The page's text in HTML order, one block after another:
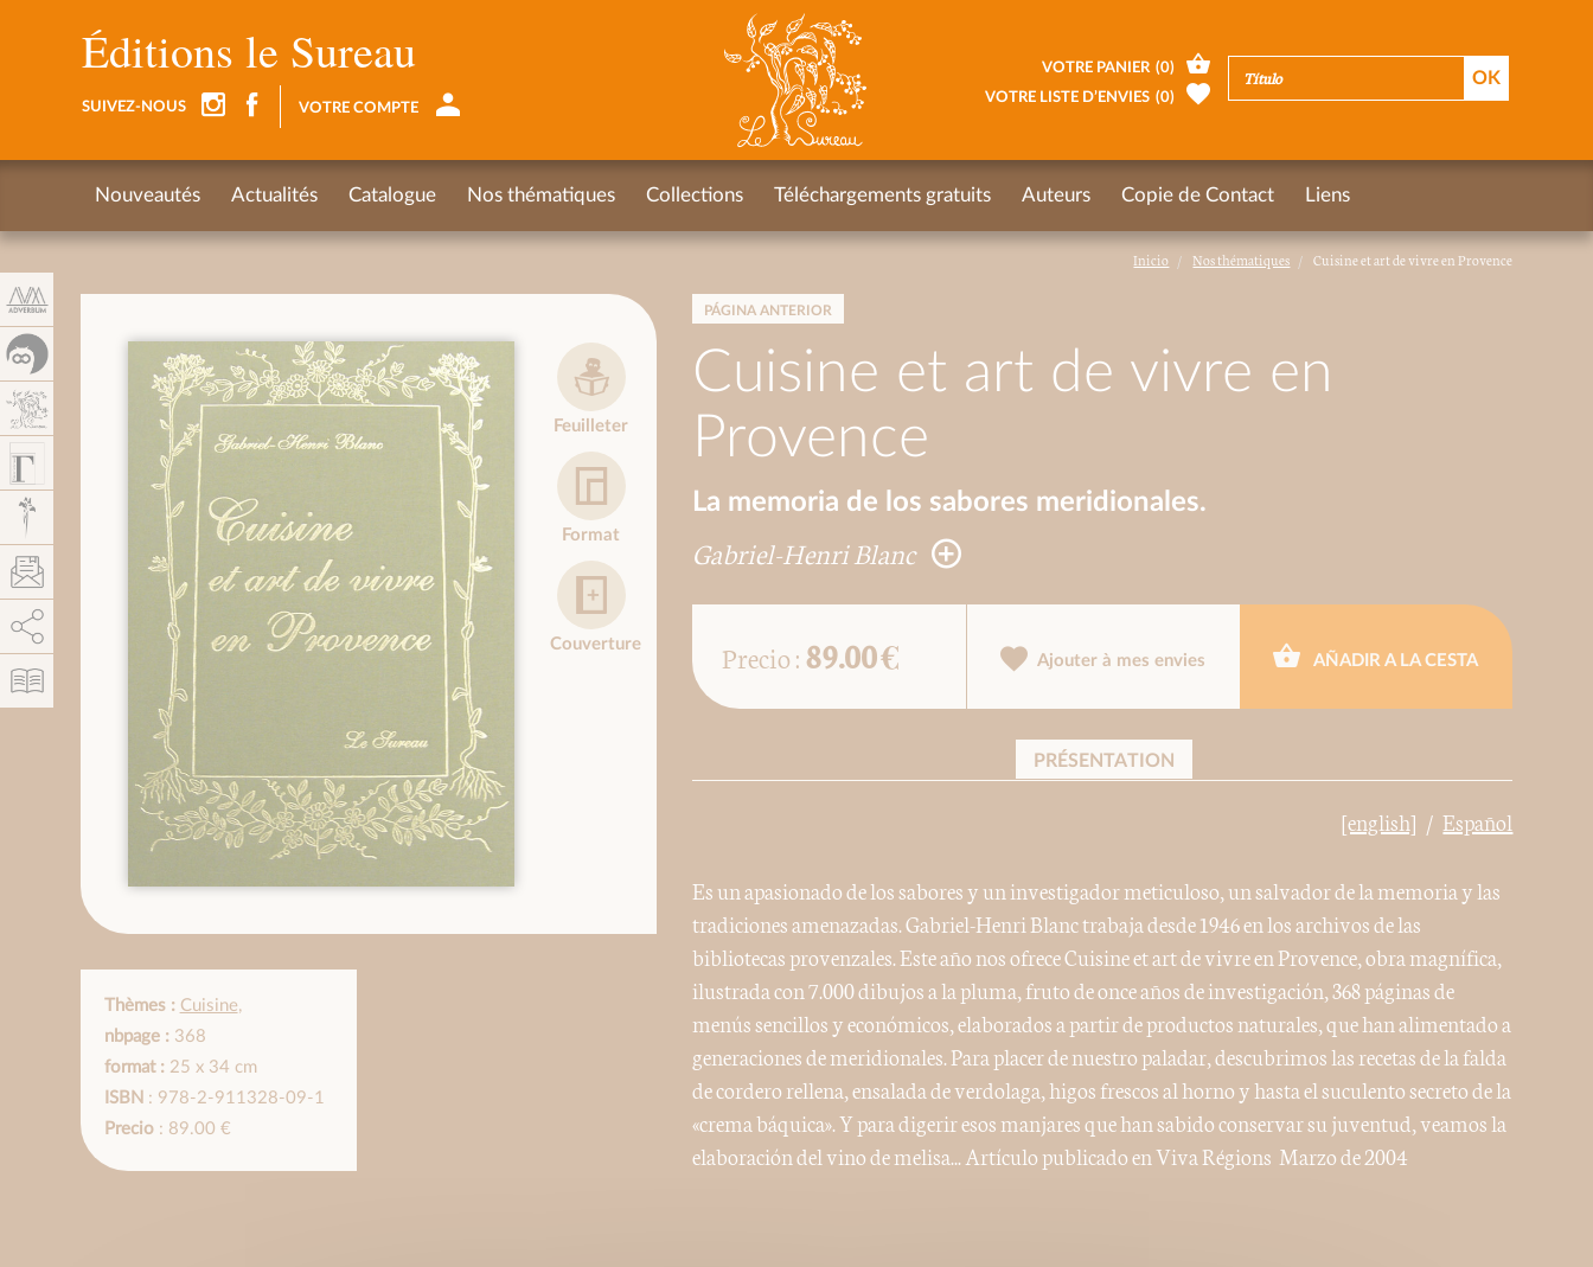
Inicio Nos thématiques Cuisine et art de vivre en Provence
PÁGINA ANTERIOR
Cuisine et art de vivre en
Provence
La memoria de los sabores meridionales.
Gabriel-Henri Blanc
Feuilleter
Format
Couverture
Thèmes : Cuisine,
nbpage :368
format :25 x 34 cm
ISBN : 978-2-911328-09-1
Precio: 89.00 €
Precio :89.00 € Ajouter à mes envies AÑADIR A LA CESTA
PRÉSENTATION
[english] Español
Es un apasionado de los sabores y un investigador meticuloso, un salvador de la memoria y las
tradiciones amenazadas. Gabriel-Henri Blanc trabaja desde 1946 en los archivos de las
bibliotecas provenzales. Este año nos ofrece Cuisine et art de vivre en Provence, obra magnífica,
ilustrada con 7.000 dibujos a la pluma, fruto de once años de investigación, 368 páginas de
menús sencillos y económicos, elaborados a partir de productos naturales, que han alimentado a
generaciones de meridionales. Para placer de nuestro paladar, descubrimos las recetas de la falda
de cordero rellena, ensalada de verdolaga, higos frescos al horno y hasta el suculento secreto de la
«crema báquica». Y para digerir esos manjares que han sabido conservar su juventud, veamos la
elaboración del vino de melisa... Artículo publicado en Viva Régions  Marzo de 2004
Éditions le Sureau
SUIVEZ-NOUS VOTRE COMPTE
VOTRE PANIER (0)
VOTRE LISTE D’ENVIES (0)
Nouveautés Actualités Catalogue Nos thématiques Collections Téléchargements gratuits Auteurs Copie de Contact Liens
AddThis está deshabilitado.